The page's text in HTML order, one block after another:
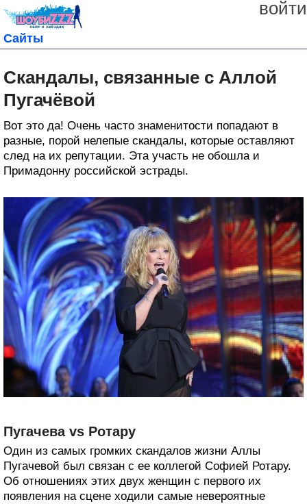
войти
Сайты
Скандалы, связанные с Аллой
Пугачёвой
Bот это да! Очень часто знаменитости попадают в
разные, порой нелепые скандалы, которые оставляют
след на их репутации. Эта участь не обошла и
Примадонну российской эстрады.
Пугачева vs Ротару
Один из самых громких скандалов жизни Аллы
Пугачевой был связан с ее коллегой Софией Ротару.
Об отношениях этих двух женщин с первого их
появления на сцене ходили самые невероятные